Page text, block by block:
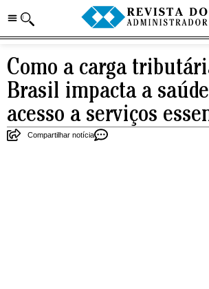
Como a carga
Brasil impacta a
acesso a serviços
Compartilhar notícia